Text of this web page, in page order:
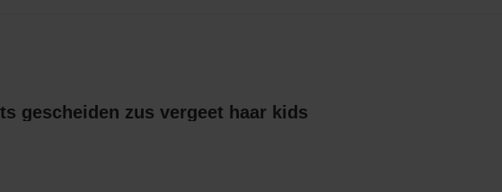
Britts gescheiden zus vergeet haar kids